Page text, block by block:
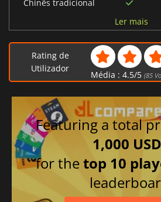
Chinês tradicional
Francês
Coreano
Turco
Português brasileiro
Polonês
Espanhol
Italiano
Chinês simplificado
Ler mais
Rating de
Utilizador
Média : 4.5/5 (85
Featuring a total
1,000
for thetop 10